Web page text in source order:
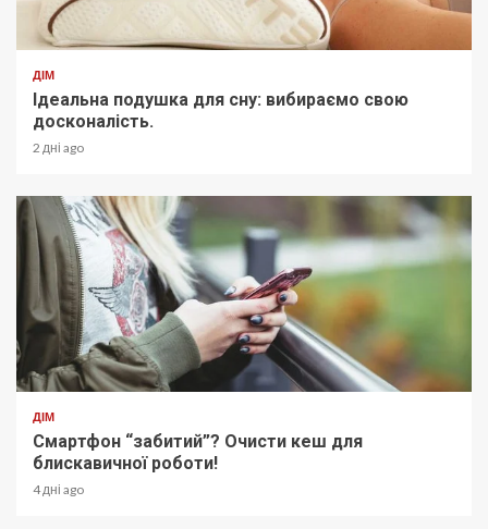
ДІМ
Ідеальна подушка для сну: вибираємо свою
досконалість.
2 дні ago
ДІМ
Смартфон “забитий”? Очисти кеш для
блискавичної роботи!
4 дні ago